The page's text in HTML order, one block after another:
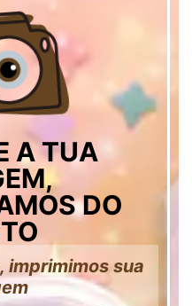
A TUA
DO
imprimimos sua